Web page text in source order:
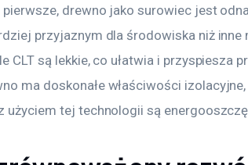
drewno jako surowiec jest
przyjaznym dla środowiska niż inne
CLT są lekkie, co ułatwia i przyspiesza
ma doskonałe właściwości
użyciem tej technologii są